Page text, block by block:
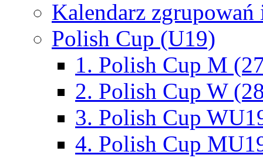
Kalendarz
Polish Cup (U19)
1. Polish Cup M
2. Polish Cup W
3. Polish Cup
4. Polish Cup